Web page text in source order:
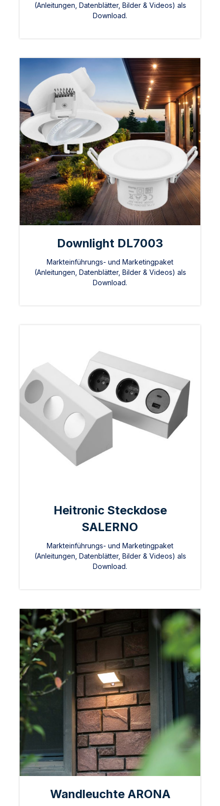
(Anleitungen, Datenblätter, Bilder & Videos) als
Download.
Downlight DL7003
Markteinführungs- und Marketingpaket
(Anleitungen, Datenblätter, Bilder & Videos) als
Download.
Heitronic Steckdose
SALERNO
Markteinführungs- und Marketingpaket
(Anleitungen, Datenblätter, Bilder & Videos) als
Download.
Wandleuchte ARONA